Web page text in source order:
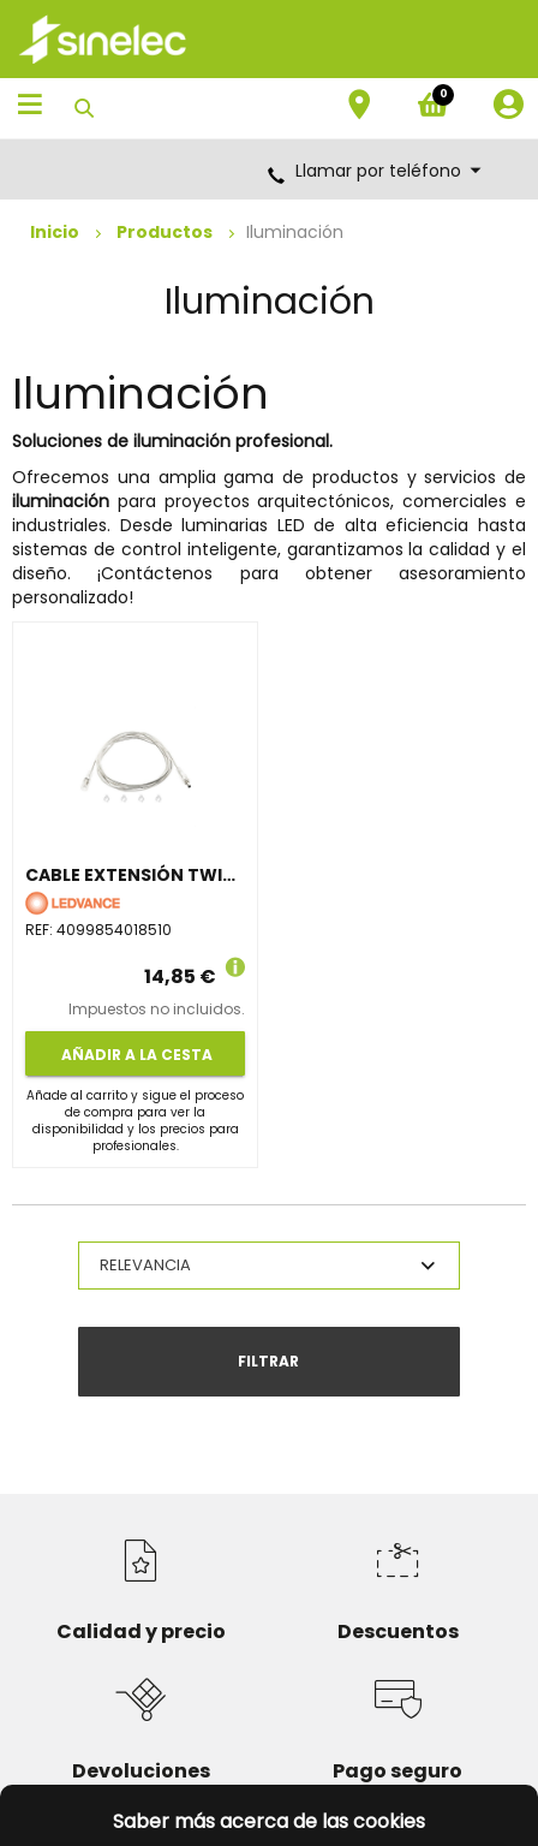
Saber más acerca de las cookies
Saltar
contenido
Saltar
menú
de
navegación
0
Llamar por teléfono
Inicio Productos Iluminación
Iluminación
Iluminación
Soluciones de iluminación profesional.
Ofrecemos una amplia gama de productos y servicios de
iluminación para proyectos arquitectónicos, comerciales e
industriales. Desde luminarias LED de alta eficiencia hasta
sistemas de control inteligente, garantizamos la calidad y el
diseño. ¡Contáctenos para obtener asesoramiento
personalizado!
CABLE EXTENSIÓN TWIST LOCK PARA PANEL PL 1200
REF: 4099854018510
14,85 €
Impuestos no incluidos.
AÑADIR A LA CESTA
Añade al carrito y sigue el proceso
de compra para ver la
disponibilidad y los precios para
profesionales.
FILTRAR
Calidad y precio Descuentos
Devoluciones Pago seguro